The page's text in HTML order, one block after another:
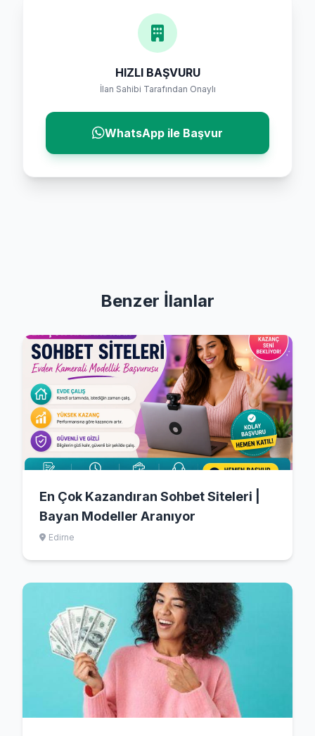
HIZLI BAŞVURU
İlan Sahibi Tarafından Onaylı
WhatsApp ile Başvur
Benzer İlanlar
En Çok Kazandıran Sohbet Siteleri |
Bayan Modeller Aranıyor
Edirne